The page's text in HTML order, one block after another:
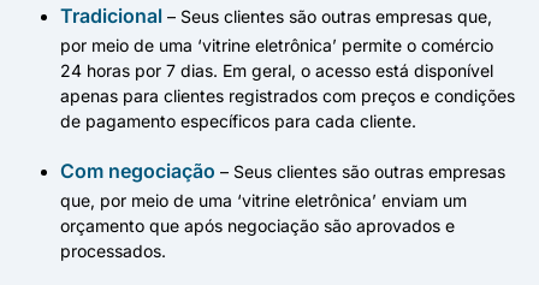
Tradicional – Seus clientes são outras empresas que,
por meio de uma ‘vitrine eletrônica’ permite o comércio
24 horas por 7 dias. Em geral, o acesso está disponível
apenas para clientes registrados com preços e condições
de pagamento específicos para cada cliente.
Com negociação – Seus clientes são outras empresas
que, por meio de uma ‘vitrine eletrônica’ enviam um
orçamento que após negociação são aprovados e
processados.